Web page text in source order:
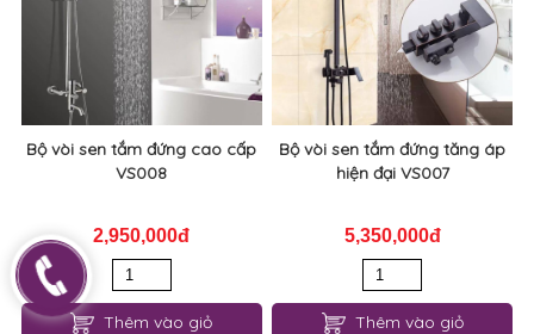
Bộ vòi sen tắm đứng cao cấp
VS008
2,950,000đ
Thêm vào giỏ
Bộ vòi sen tắm đứng tăng áp
hiện đại VS007
5,350,000đ
Thêm vào giỏ